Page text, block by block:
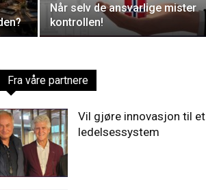
Når selv de ansvarlige mister
kontrollen!
Fra våre partnere
Vil gjøre innovasjon til et
ledelsessystem